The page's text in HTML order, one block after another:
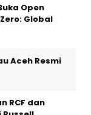
Open
Global
Aceh Resmi
RCF dan